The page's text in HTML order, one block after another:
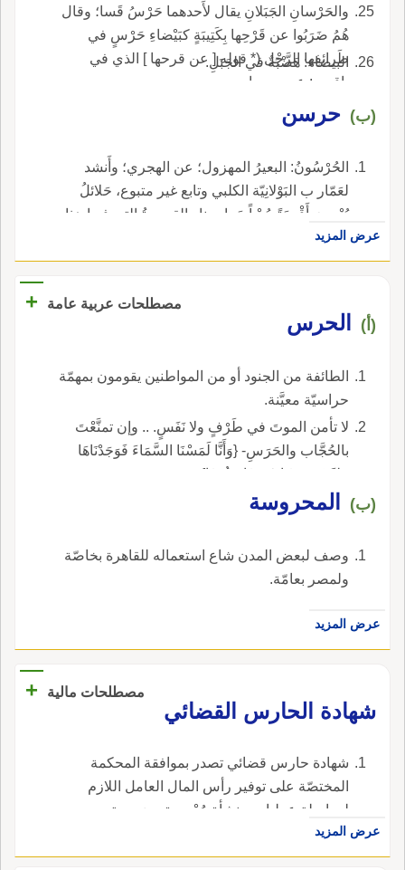
والحَرْسانِ الجَبَلانِ يقال لأَحدهما حَرْسُ قَسا؛ وقال
هُمُ ضَرَبُوا عن قَرْحِها بِكَتِيبَةٍ كبَيْضاءِ حَرْسٍ في
طَرائِفِها الرَّجْل (* قوله [ عن قرحها ] الذي في
ياقوت: عن وجهها.
البيضاء: هَضْبَةٌ في الجَبَلِ.
(ب) حرسن
الحُرْسُونُ: البعيرُ المهزول؛ عن الهجري؛ وأَنشد
لعَمّار ب البَوْلانِيّة الكلبي وتابع غير متبوع، حَلائلُ
يُزْجِينَ أَقْعِدَةً حُدْباً حَراسِينا والقصيدةُ التي فيها هذا
البيت مجرورةُ القوافي؛ وأَولها وَدَّعْتُ نَجْداً، وما
قلْبي بمَحْزونِ وداعَ مَنْ قد سَلا عنها إلى حينِ
مجهودة؛ وقال يا أُمُّ عَمْروٍ، ما هداكِ لِفِتْية وخُوصٍ
حَراسينٍ شَديدٍ لُغوبُه أَبو عمرو: الحراسيمُ
عرض المزيد
مصطلحات عربية عامة +
(أ) الحرس
الطائفة من الجنود أو من المواطنين يقومون بمهمّة
حراسيّة معيَّنة.
لا تأمن الموتَ في طَرْفٍ ولا نَفَسٍ. .. وإن تمنَّعْتَ
بالحُجَّاب والحَرَسِ- {وَأَنَّا لَمَسْنَا السَّمَاءَ فَوَجَدْنَاهَا
مُلِئَتْ حَرَسًا شَدِيدًا وَشُهُبًا}.
(ب) المحروسة
وصف لبعض المدن شاع استعماله للقاهرة بخاصّة
ولمصر بعامّة.
عرض المزيد
مصطلحات مالية
+
شهادة الحارس القضائي
شهادة حارس قضائي تصدر بموافقة المحكمة
المختصّة على توفير رأس المال العامل اللازم
لمواصلة عمليات منشأة مُعْسِرة وضعت تحت
certificate.
عرض المزيد